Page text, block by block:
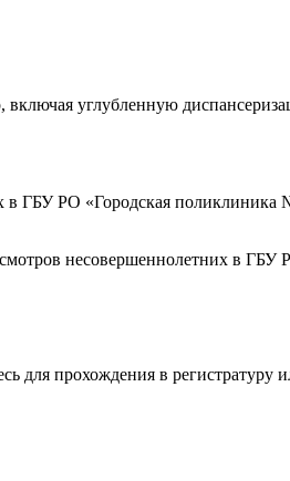
углубленную
ГБУ РО «Городская поликлиника
несовершеннолетних в ГБУ
для прохождения в регистратуру